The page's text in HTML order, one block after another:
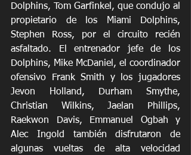
Dolphins, Tom Garfinkel, que condujo al
propietario de los Miami Dolphins,
Stephen Ross, por el circuito recién
asfaltado. El entrenador jefe de los
Dolphins, Mike McDaniel, el coordinador
ofensivo Frank Smith y los jugadores
Jevon Holland, Durham Smythe,
Christian Wilkins, Jaelan Phillips,
Raekwon Davis, Emmanuel Ogbah y
Alec Ingold también disfrutaron de
algunas vueltas de alta velocidad